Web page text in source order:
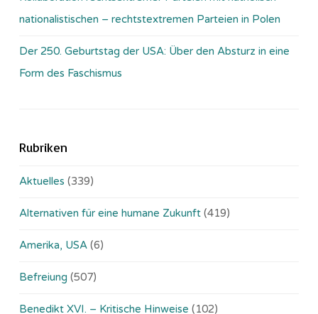
nationalistischen – rechtstextremen Parteien in Polen
Der 250. Geburtstag der USA: Über den Absturz in eine
Form des Faschismus
Rubriken
Aktuelles (339)
Alternativen für eine humane Zukunft (419)
Amerika, USA (6)
Befreiung (507)
Benedikt XVI. – Kritische Hinweise (102)